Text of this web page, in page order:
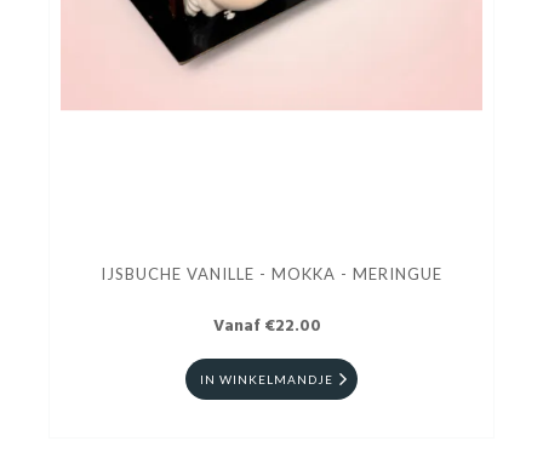
IJSBUCHE VANILLE - MOKKA - MERINGUE
Vanaf €22.00
IN WINKELMANDJE